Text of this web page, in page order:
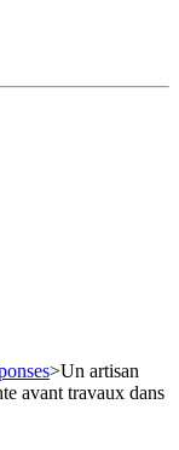
>Un artisan
avant travaux dans